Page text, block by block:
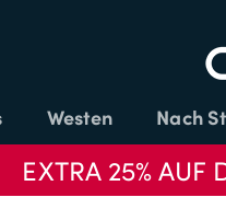
Westen Nach
EXTRA 25%